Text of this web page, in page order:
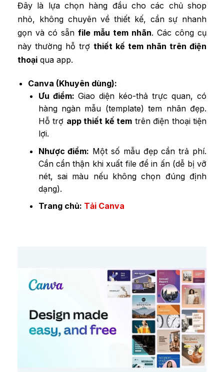
Đây là lựa chọn hàng đầu cho các chủ shop
nhỏ, không chuyên về thiết kế, cần sự nhanh
gọn và có sẵn file mẫu tem nhãn. Các công cụ
này thường hỗ trợ thiết kế tem nhãn trên điện
thoại qua app.
Canva (Khuyên dùng):
Ưu điểm: Giao diện kéo-thả trực quan, có
hàng ngàn mẫu (template) tem nhãn đẹp.
Hỗ trợ app thiết kế tem trên điện thoại tiện
lợi.
Nhược điểm: Một số mẫu đẹp cần trả phí.
Cần cẩn thận khi xuất file để in ấn (dễ bị vỡ
nét, sai màu nếu không chọn đúng định
dạng).
Trang chủ: Tải Canva